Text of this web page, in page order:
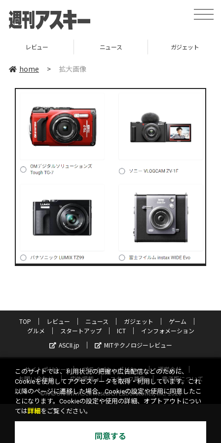
toggle
レビュー ニュース ガジェット
home > 拡大画像
TOP レビュー ニュース ガジェット
ゲーム
グルメ
スタートアップ ICT
インフォメーション
ASCII.jp
MITテクノロジーレビュー
サイトポリシー プライバシーポリシー
運営会社
お問い合わせ
広告掲載 スタッフ募集
電子版について
©KADOKAWA ASCII Research Laboratories, Inc. 2026
このサイトでは、利用状況の把握や広告配信などのために、
Cookieを使用してアクセスデータを取得・利用しています。これ
以降のページに遷移した場合、Cookieの設定や使用に同意したこ
とになります。Cookieの設定や使用の詳細、オプトアウトについ
ては詳細 をご覧ください。
同意する